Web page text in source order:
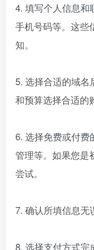
4. 填写个人信息和
手机号码等。这些
知。
5. 选择合适的域名
和预算选择合适的
6. 选择免费或付费
管理等。如果您是
尝试。
7. 确认所填信息无
8. 选择支付方式完